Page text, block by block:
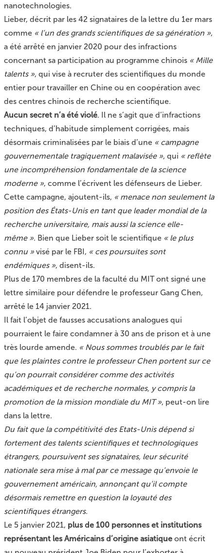
nanotechnologies.
Lieber, décrit par les 42 signataires de la lettre du 1er mars
comme « l’un des grands scientifiques de sa génération »,
a été arrêté en janvier 2020 pour des infractions
concernant sa participation au programme chinois « Mille
talents », qui vise à recruter des scientifiques du monde
entier pour travailler en Chine ou en coopération avec
des centres chinois de recherche scientifique.
Aucun secret n’a été violé. Il ne s’agit que d’infractions
techniques, d’habitude simplement corrigées, mais
désormais criminalisées par le biais d’une « campagne
gouvernementale tragiquement malavisée », qui « reflète
une incompréhension fondamentale de la science
moderne », comme l’écrivent les défenseurs de Lieber.
Cette campagne, ajoutent-ils, « menace non seulement la
position des États-Unis en tant que leader mondial de la
recherche universitaire, mais aussi la science elle-
même ». Bien que Lieber soit le scientifique « le plus
connu »visé par le FBI, « ces poursuites sont
endémiques », disent-ils.
Plus de 170 membres de la faculté du MIT ont signé une
lettre similaire pour défendre le professeur Gang Chen,
arrêté le 14 janvier 2021.
Il fait l’objet de fausses accusations analogues qui
pourraient le faire condamner à 30 ans de prison et à une
très lourde amende. « Nous sommes troublés par le fait
que les plaintes contre le professeur Chen portent sur ce
qu’on pourrait considérer comme des activités
académiques et de recherche normales, y compris la
promotion de la mission mondiale du MIT », peut-on lire
dans la lettre.
Du fait que la compétitivité des Etats-Unis dépend si
fortement des talents scientifiques et technologiques
étrangers, poursuivent ses signataires, leur sécurité
nationale sera mise à mal par ce message qu’envoie le
gouvernement américain, annonçant qu’il compte
désormais remettre en question la loyauté des
scientifiques étrangers.
Le 5 janvier 2021, plus de 100 personnes et institutions
représentant les Américains d’origine asiatique ont écrit